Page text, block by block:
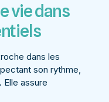
vie dans
dans les
son rythme,
assure